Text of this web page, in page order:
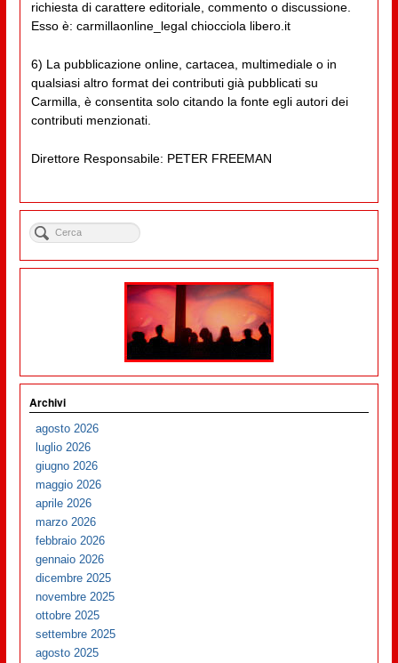
richiesta di carattere editoriale, commento o discussione.
Esso è: carmillaonline_legal chiocciola libero.it
6) La pubblicazione online, cartacea, multimediale o in
qualsiasi altro format dei contributi già pubblicati su
Carmilla, è consentita solo citando la fonte egli autori dei
contributi menzionati.
Direttore Responsabile: PETER FREEMAN
Archivi
agosto 2026
luglio 2026
giugno 2026
maggio 2026
aprile 2026
marzo 2026
febbraio 2026
gennaio 2026
dicembre 2025
novembre 2025
ottobre 2025
settembre 2025
agosto 2025